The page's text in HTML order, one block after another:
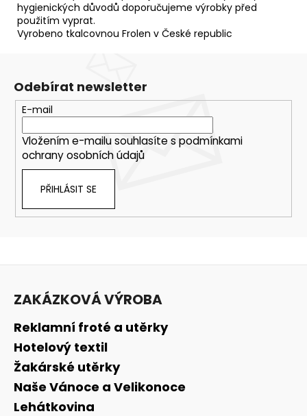
hygienických důvodů doporučujeme výrobky před
použitím vyprat.
Vyrobeno tkalcovnou Frolen v České republic
Odebírat newsletter
E-mail
Vložením e-mailu souhlasíte s podmínkami
ochrany osobních údajů
PŘIHLÁSIT SE
ZAKÁZKOVÁ VÝROBA
Reklamní froté a utěrky
Hotelový textil
Žakárské utěrky
Naše Vánoce a Velikonoce
Lehátkovina